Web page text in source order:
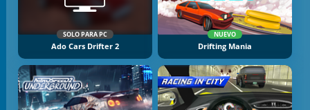
SOLO PARA PC
Ado Cars Drifter 2
NUEVO
Drifting Mania